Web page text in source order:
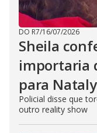
DO R7/16/07/2026
Sheila
importaria
para
Policial disse que
outro reality show